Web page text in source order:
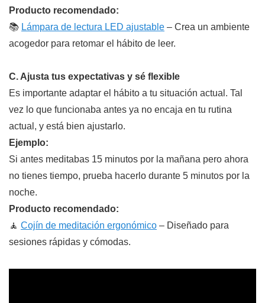
Producto recomendado:
📚 Lámpara de lectura LED ajustable – Crea un ambiente
acogedor para retomar el hábito de leer.
C. Ajusta tus expectativas y sé flexible
Es importante adaptar el hábito a tu situación actual. Tal
vez lo que funcionaba antes ya no encaja en tu rutina
actual, y está bien ajustarlo.
Ejemplo:
Si antes meditabas 15 minutos por la mañana pero ahora
no tienes tiempo, prueba hacerlo durante 5 minutos por la
noche.
Producto recomendado:
🧘 Cojín de meditación ergonómico – Diseñado para
sesiones rápidas y cómodas.